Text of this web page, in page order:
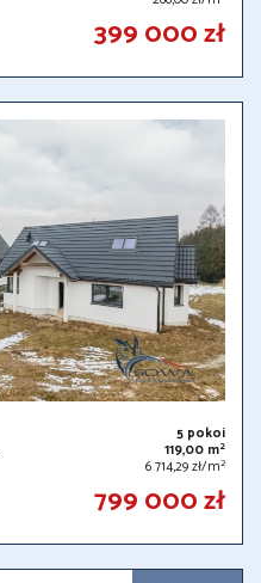
399 000 zł
5 pokoi
119,00 m2
6 714,29 zł/m2
799 000 zł